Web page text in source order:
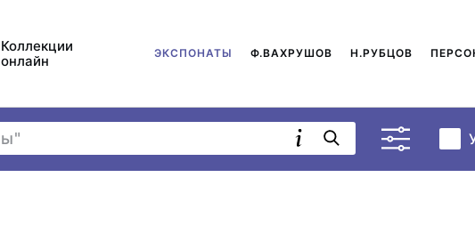
Коллекции
онлайн
ЭКСПОНАТЫ Ф.ВАХРУШОВ Н.РУБЦОВ